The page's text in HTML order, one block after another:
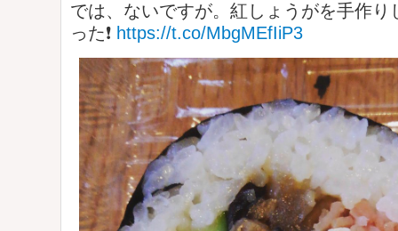
では、ないですが。紅しょうがを手作り
った❗ https://t.co/MbgMEfIiP3